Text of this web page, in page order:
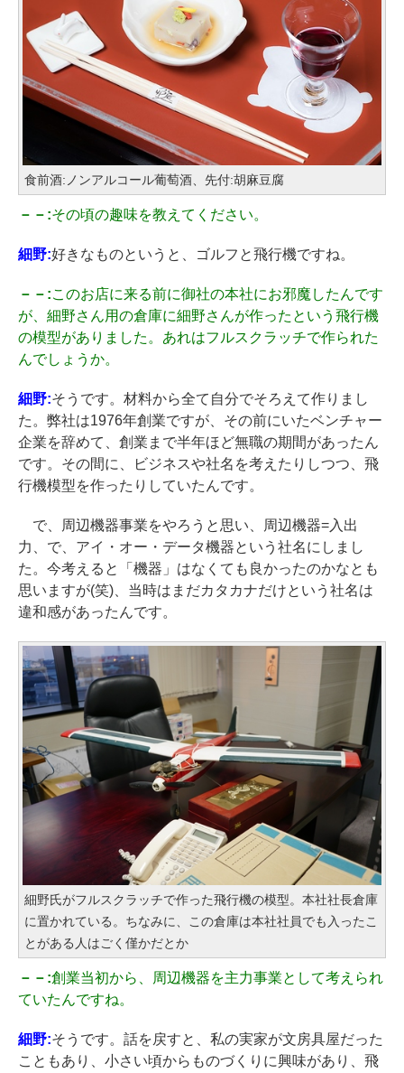
食前酒:ノンアルコール葡萄酒、先付:胡麻豆腐
－－:その頃の趣味を教えてください。
細野:好きなものというと、ゴルフと飛行機ですね。
－－:このお店に来る前に御社の本社にお邪魔したんです
が、細野さん用の倉庫に細野さんが作ったという飛行機
の模型がありました。あれはフルスクラッチで作られた
んでしょうか。
細野:そうです。材料から全て自分でそろえて作りまし
た。弊社は1976年創業ですが、その前にいたベンチャー
企業を辞めて、創業まで半年ほど無職の期間があったん
です。その間に、ビジネスや社名を考えたりしつつ、飛
行機模型を作ったりしていたんです。
で、周辺機器事業をやろうと思い、周辺機器=入出
力、で、アイ・オー・データ機器という社名にしまし
た。今考えると「機器」はなくても良かったのかなとも
思いますが(笑)、当時はまだカタカナだけという社名は
違和感があったんです。
細野氏がフルスクラッチで作った飛行機の模型。本社社長倉庫
に置かれている。ちなみに、この倉庫は本社社員でも入ったこ
とがある人はごく僅かだとか
－－:創業当初から、周辺機器を主力事業として考えられ
ていたんですね。
細野:そうです。話を戻すと、私の実家が文房具屋だった
こともあり、小さい頃からものづくりに興味があり、飛